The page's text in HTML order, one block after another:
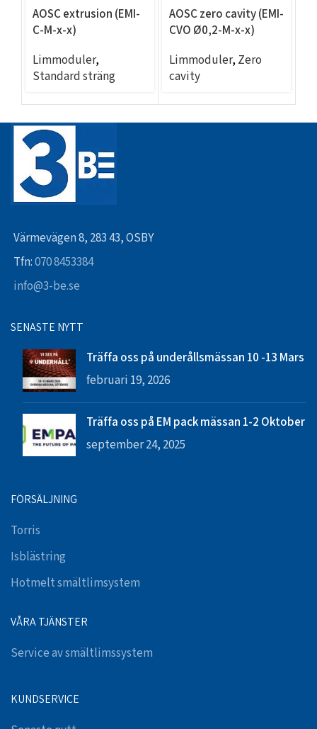
AOSC extrusion (EMI-
C-M-x-x)
Limmoduler,
Standard sträng
AOSC zero cavity (EMI-
CVO Ø0,2-M-x-x)
Limmoduler, Zero
cavity
Värmevägen 8, 283 43, OSBY
Tfn:070 8453384
info@3-be.se
SENASTE NYTT
Träffa oss på underållsmässan 10 -13 Mars
februari 19, 2026
Träffa oss på EM pack mässan 1-2 Oktober
september 24, 2025
FÖRSÄLJNING
Torris
Isblästring
Hotmelt smältlimsystem
VÅRA TJÄNSTER
Service av smältlimssystem
KUNDSERVICE